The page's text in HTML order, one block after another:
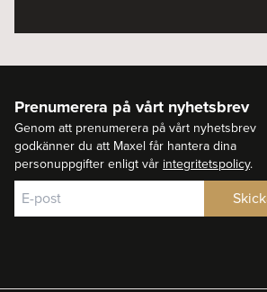
Prenumerera på vårt nyhetsbrev
Genom att prenumerera på vårt nyhetsbrev
godkänner du att Maxel får hantera dina
personuppgifter enligt vår integritetspolicy.